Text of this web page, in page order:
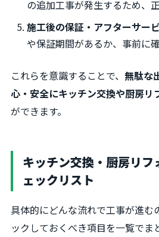
の追加工事が発生するため、
施工後の保証・アフターサー
や保証期間があるか、事前に
これらを意識することで、 無駄な
心・安全にキッチン交換や厨房リ
ができます。
キッチン交換・厨房リフ
ェックリスト
具体的にどんな流れで工事が進む
ックしておくべき項目を一覧でま